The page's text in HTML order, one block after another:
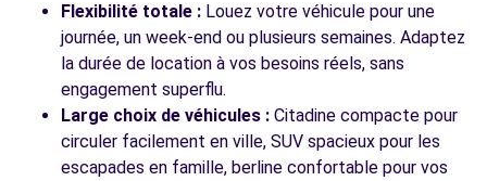
Flexibilité totale : Louez votre véhicule pour une
journée, un week-end ou plusieurs semaines. Adaptez
la durée de location à vos besoins réels, sans
engagement superflu.
Large choix de véhicules : Citadine compacte pour
circuler facilement en ville, SUV spacieux pour les
escapades en famille, berline confortable pour vos